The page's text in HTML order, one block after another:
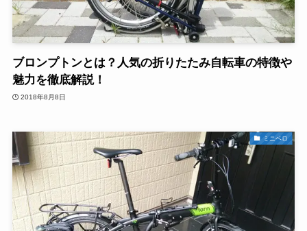
ブロンプトンとは？人気の折りたたみ自転車の特徴や
魅力を徹底解説！
2018年8月8日
ミニベロ